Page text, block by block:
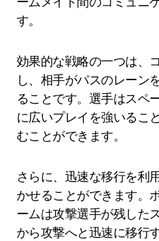
す。
効果的な戦略の一つは、
し、相手がパスのレーン
ることです。選手はスペ
に広いプレイを強いるこ
むことができます。
さらに、迅速な移行を利
かせることができます。
ームは攻撃選手が残した
から攻撃へと迅速に移行